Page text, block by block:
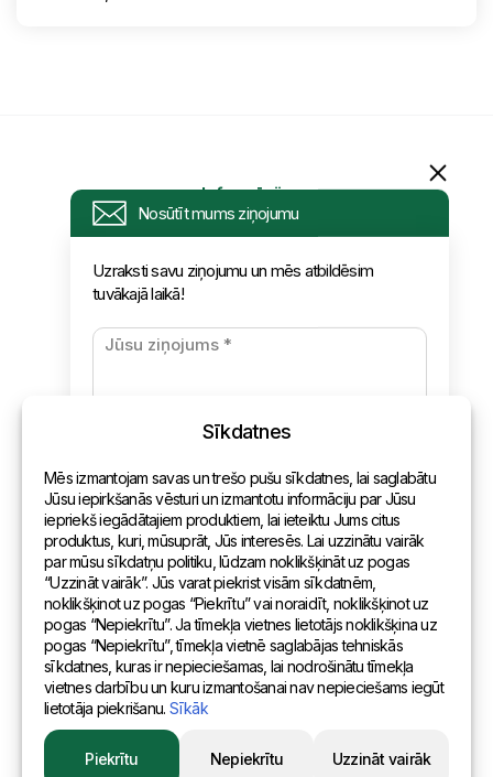
Nosūtīt mums ziņojumu
tuvākajā laikā!
Informācija
Apmaksa un piegāde
Kontakti
Vispārēja informācija
Pārstāvniecības pasaulē
Adrese
Andreja Pumpura iela 104B, Daugavpils, Latvija, LV-5404
© 2015 Eurositex Latvija
Izstrādāts Esteriol studijā
Sīkdatnes
Mēs izmantojam savas un trešo pušu sīkdatnes, lai saglabātu
Jūsu iepirkšanās vēsturi un izmantotu informāciju par Jūsu
iepriekš iegādātajiem produktiem, lai ieteiktu Jums citus
produktus, kuri, mūsuprāt, Jūs interesēs. Lai uzzinātu vairāk
par mūsu sīkdatņu politiku, lūdzam noklikšķināt uz pogas
“Uzzināt vairāk”. Jūs varat piekrist visām sīkdatnēm,
noklikšķinot uz pogas “Piekrītu” vai noraidīt, noklikšķinot uz
pogas “Nepiekrītu”. Ja tīmekļa vietnes lietotājs noklikšķina uz
pogas “Nepiekrītu”, tīmekļa vietnē saglabājas tehniskās
sīkdatnes, kuras ir nepieciešamas, lai nodrošinātu tīmekļa
vietnes darbību un kuru izmantošanai nav nepieciešams iegūt
lietotāja piekrišanu. Sīkāk
Piekrītu Nepiekrītu Uzzināt vairāk